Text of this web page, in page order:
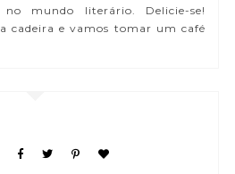
no mundo literário. Delicie-se!
cadeira e vamos tomar um café